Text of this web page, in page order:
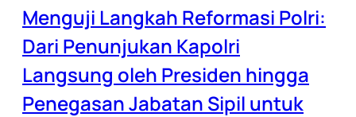
Menguji Langkah Reformasi Polri:
Dari Penunjukan Kapolri
Langsung oleh Presiden hingga
Penegasan Jabatan Sipil untuk